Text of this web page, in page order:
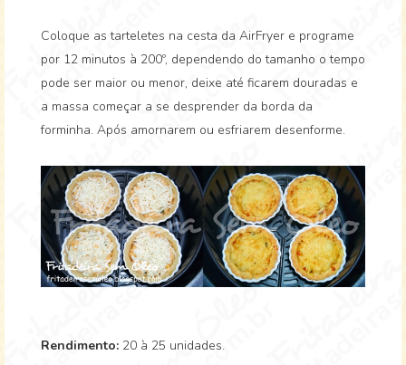
Coloque as tarteletes na cesta da AirFryer e programe
por 12 minutos à 200º, dependendo do tamanho o tempo
pode ser maior ou menor, deixe até ficarem douradas e
a massa começar a se desprender da borda da
forminha. Após amornarem ou esfriarem desenforme.
Rendimento: 20 à 25 unidades.